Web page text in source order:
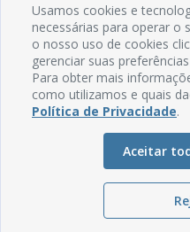
Rua do Imperador,
CEP: 58.280-000 -
Fone: (83)
Email:
Expediente: Segunda à
Usamos cookies e
necessárias para operar o
o nosso uso de cookies
gerenciar suas
Para obter mais
como utilizamos e quais
Política de Privacidade.
Aceitar